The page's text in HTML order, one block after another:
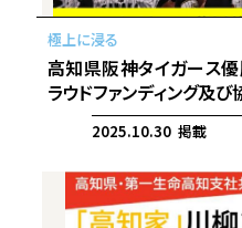
高知県阪神タイガース
ラウドファンディング及
2025.10.30 掲載